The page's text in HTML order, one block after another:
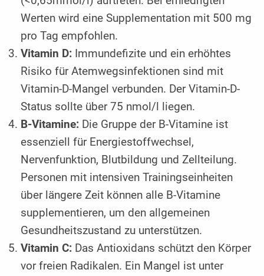
Werten wird eine Supplementation mit 500 mg
pro Tag empfohlen.
Vitamin D: Immundefizite und ein erhöhtes
Risiko für Atemwegsinfektionen sind mit
Vitamin-D-Mangel verbunden. Der Vitamin-D-
Status sollte über 75 nmol/l liegen.
B-Vitamine: Die Gruppe der B-Vitamine ist
essenziell für Energiestoffwechsel,
Nervenfunktion, Blutbildung und Zellteilung.
Personen mit intensiven Trainingseinheiten
über längere Zeit können alle B-Vitamine
supplementieren, um den allgemeinen
Gesundheitszustand zu unterstützen.
Vitamin C: Das Antioxidans schützt den Körper
vor freien Radikalen. Ein Mangel ist unter